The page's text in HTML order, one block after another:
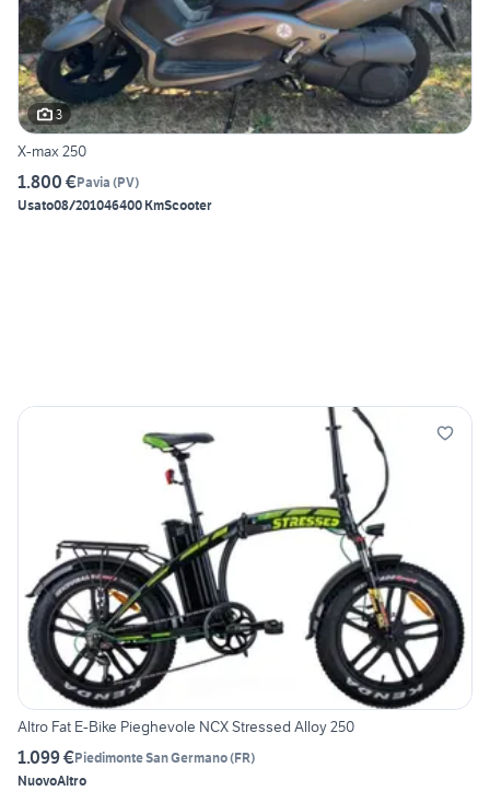
3
X-max 250
1.800 €Pavia (PV)
Usato08/201046400 KmScooter
Altro Fat E-Bike Pieghevole NCX Stressed Alloy 250
1.099 €Piedimonte San Germano(FR)
NuovoAltro